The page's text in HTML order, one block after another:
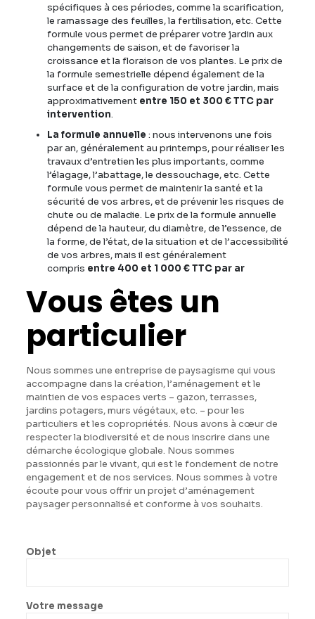
spécifiques à ces périodes, comme la scarification,
le ramassage des feuilles, la fertilisation, etc. Cette
formule vous permet de préparer votre jardin aux
changements de saison, et de favoriser la
croissance et la floraison de vos plantes. Le prix de
la formule semestrielle dépend également de la
surface et de la configuration de votre jardin, mais
approximativement entre 150 et 300 € TTC par
intervention.
La formule annuelle : nous intervenons une fois
par an, généralement au printemps, pour réaliser les
travaux d’entretien les plus importants, comme
l’élagage, l’abattage, le dessouchage, etc. Cette
formule vous permet de maintenir la santé et la
sécurité de vos arbres, et de prévenir les risques de
chute ou de maladie. Le prix de la formule annuelle
dépend de la hauteur, du diamètre, de l’essence, de
la forme, de l’état, de la situation et de l’accessibilité
de vos arbres, mais il est généralement
compris entre 400 et 1 000 € TTC par ar
Vous êtes un
particulier
Nous sommes une entreprise de paysagisme qui vous
accompagne dans la création, l’aménagement et le
maintien de vos espaces verts – gazon, terrasses,
jardins potagers, murs végétaux, etc. – pour les
particuliers et les copropriétés. Nous avons à cœur de
respecter la biodiversité et de nous inscrire dans une
démarche écologique globale. Nous sommes
passionnés par le vivant, qui est le fondement de notre
engagement et de nos services. Nous sommes à votre
écoute pour vous offrir un projet d’aménagement
paysager personnalisé et conforme à vos souhaits.
Objet
Votre message